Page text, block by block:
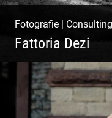
Fotografie | Consulting
Fattoria Dezi
Konzeption &
Übersetzung &
Texting | Feine